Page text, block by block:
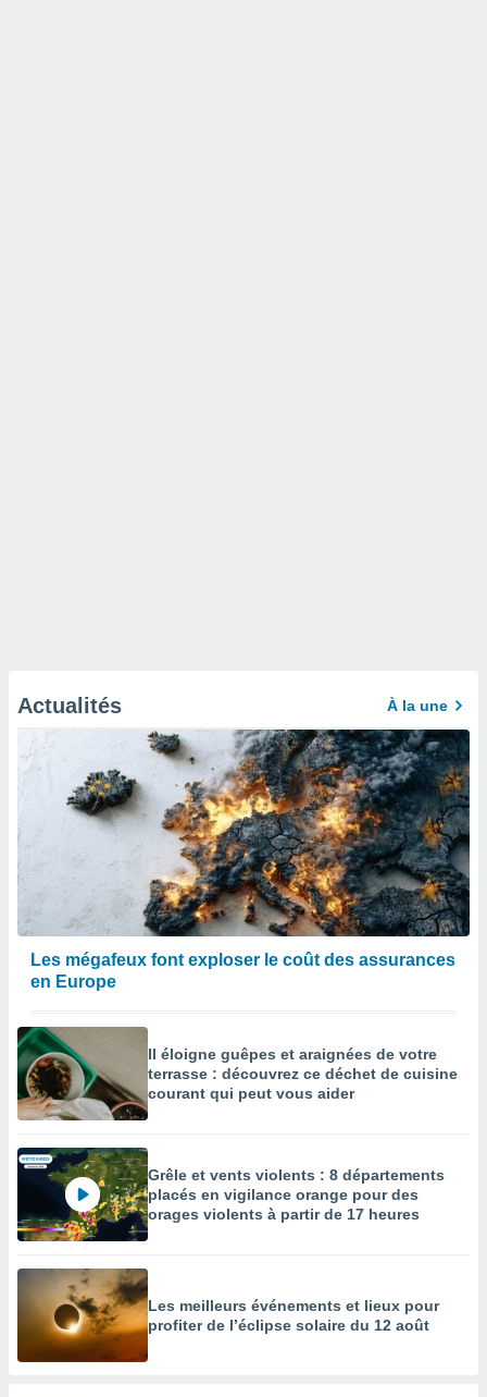
Actualités À la une
Les mégafeux font exploser le coût des assurances
en Europe
Il éloigne guêpes et araignées de votre
terrasse : découvrez ce déchet de cuisine
courant qui peut vous aider
Grêle et vents violents : 8 départements
placés en vigilance orange pour des
orages violents à partir de 17 heures
Les meilleurs événements et lieux pour
profiter de l’éclipse solaire du 12 août